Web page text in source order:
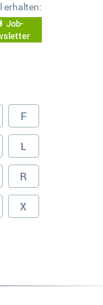
erhalten:
Job-
F
L
R
X